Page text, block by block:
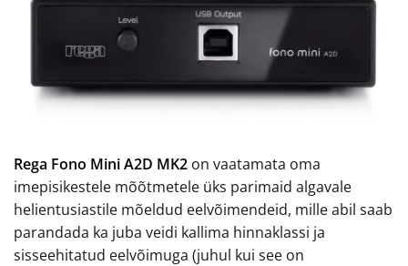
Rega Fono Mini A2D MK2 on vaatamata oma
imepisikestele mõõtmetele üks parimaid algavale
helientusiastile mõeldud eelvõimendeid, mille abil saab
parandada ka juba veidi kallima hinnaklassi ja
sisseehitatud eelvõimuga (juhul kui see on